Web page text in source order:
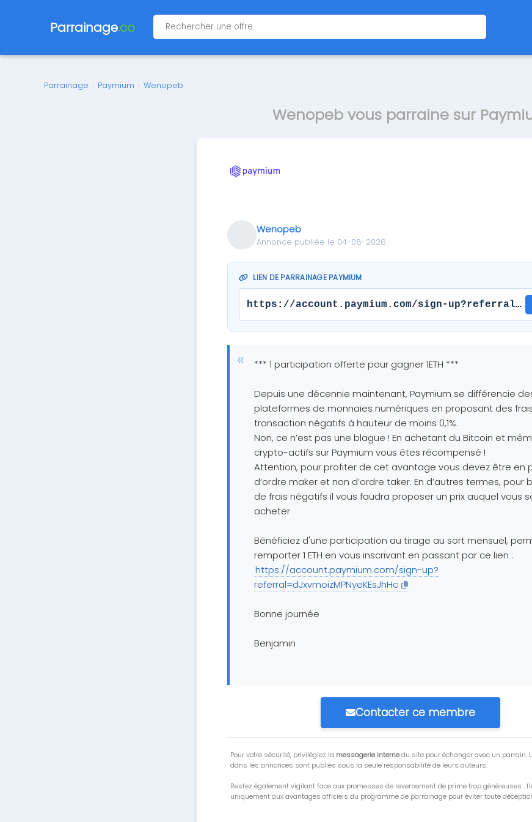
Parrainage.co
Parrainage › Paymium › Wenopeb
Wenopeb vous parraine sur
Wenopeb
Annonce publiée le 04-08-2026
LIEN DE PARRAINAGE PAYMIUM
https://account.paymium.com/sign-
*** 1 participation offerte pour gagner 1ETH ***
Depuis une décennie maintenant, Paymium se différencie
plateformes de monnaies numériques en proposant des
transaction négatifs à hauteur de moins 0,1%.
Non, ce n’est pas une blague ! En achetant du Bitcoin et
crypto-actifs sur Paymium vous êtes récompensé !
Attention, pour profiter de cet avantage vous devez être en
d’ordre maker et non d’ordre taker. En d’autres termes, pour
de frais négatifs il vous faudra proposer un prix auquel vous
acheter
Bénéficiez d'une participation au tirage au sort mensuel,
remporter 1 ETH en vous inscrivant en passant par ce lien :
https://account.paymium.com/sign-up?
referral=dJxvmoizMPNyeKEsJhHc
Bonne journée
Benjamin
Contacter ce membre
Pour votre sécurité, privilégiez la messagerie internedu site pour échanger avec un parrain.
dans les annonces sont publiés sous la seule responsabilité de leurs auteurs.
Restez également vigilant face aux promesses de reversement de prime trop généreuses :
uniquement aux avantages officiels du programme de parrainage pour éviter toute